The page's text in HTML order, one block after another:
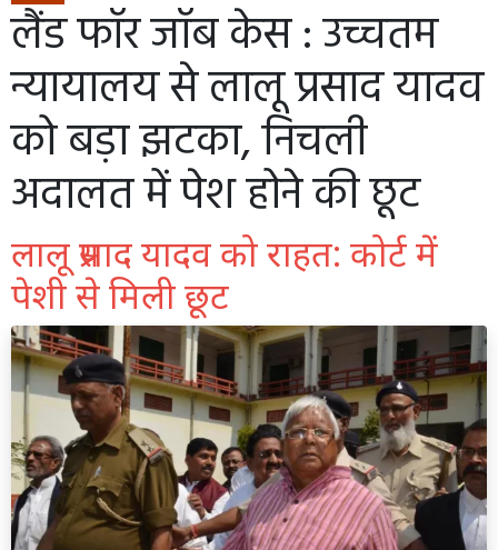
लैंड फॉर जॉब केस : उच्चतम
न्यायालय से लालू प्रसाद यादव
को बड़ा झटका, निचली
अदालत में पेश होने की छूट
लालू प्रसाद यादव को राहत: कोर्ट में
पेशी से मिली छूट